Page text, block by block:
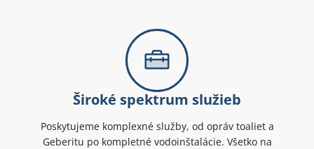
Široké spektrum služieb
Poskytujeme komplexné služby, od opráv toaliet a
Geberitu po kompletné vodoinštalácie. Všetko na